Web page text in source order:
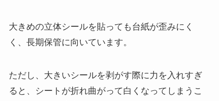
大きめの立体シールを貼っても台紙が歪みにく
く、長期保管に向いています。
ただし、大きいシールを剥がす際に力を入れすぎ
ると、シートが折れ曲がって白くなってしまうこ